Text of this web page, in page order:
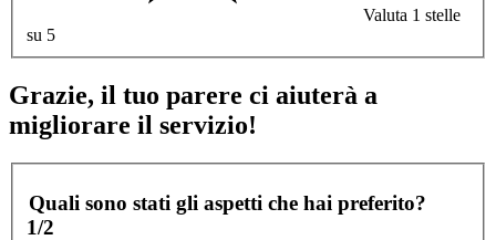
Valuta 1 stelle
su 5
Grazie, il tuo parere ci aiuterà a
migliorare il servizio!
Quali sono stati gli aspetti che hai preferito?
1/2